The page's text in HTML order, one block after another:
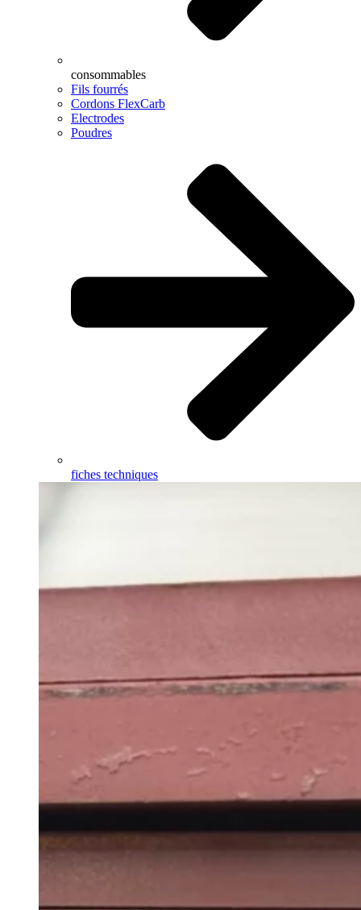
consommables
Fils fourrés
Cordons FlexCarb
Electrodes
Poudres
fiches techniques